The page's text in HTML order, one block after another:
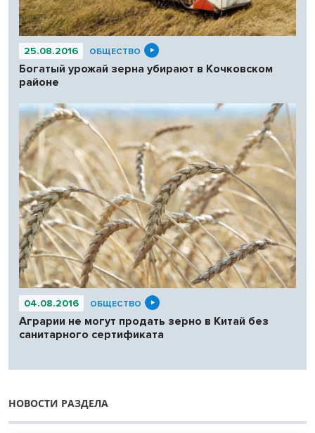
25.08.2016 ОБЩЕСТВО
Богатый урожай зерна убирают в Кочковском
районе
04.08.2016 ОБЩЕСТВО
Аграрии не могут продать зерно в Китай без
санитарного сертификата
НОВОСТИ РАЗДЕЛА